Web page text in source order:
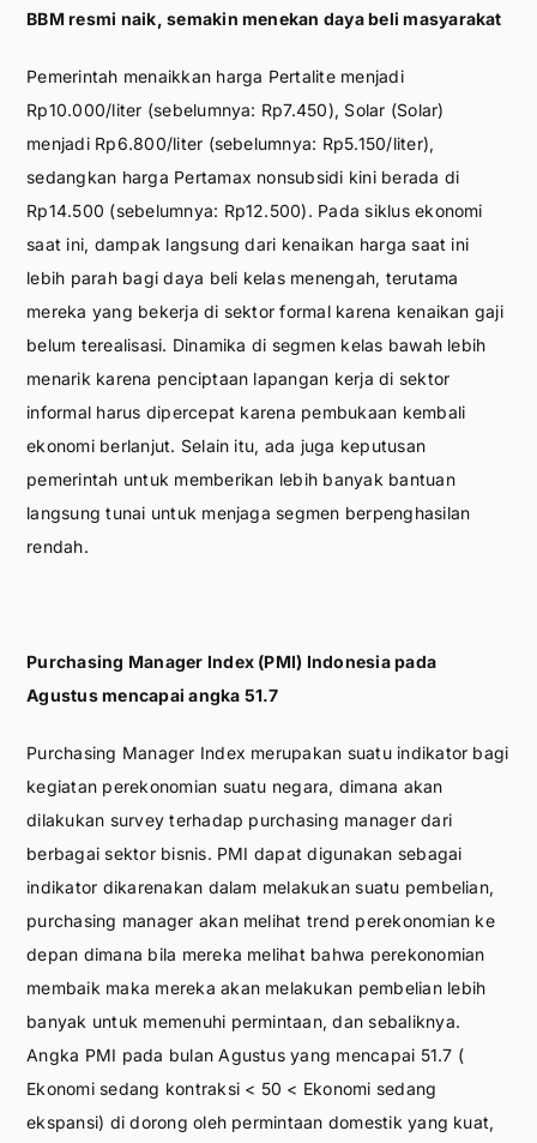
BBM resmi naik, semakin menekan daya beli masyarakat
Pemerintah menaikkan harga Pertalite menjadi
Rp10.000/liter (sebelumnya: Rp7.450), Solar (Solar)
menjadi Rp6.800/liter (sebelumnya: Rp5.150/liter),
sedangkan harga Pertamax nonsubsidi kini berada di
Rp14.500 (sebelumnya: Rp12.500). Pada siklus ekonomi
saat ini, dampak langsung dari kenaikan harga saat ini
lebih parah bagi daya beli kelas menengah, terutama
mereka yang bekerja di sektor formal karena kenaikan gaji
belum terealisasi. Dinamika di segmen kelas bawah lebih
menarik karena penciptaan lapangan kerja di sektor
informal harus dipercepat karena pembukaan kembali
ekonomi berlanjut. Selain itu, ada juga keputusan
pemerintah untuk memberikan lebih banyak bantuan
langsung tunai untuk menjaga segmen berpenghasilan
rendah.
Purchasing Manager Index (PMI) Indonesia pada
Agustus mencapai angka 51.7
Purchasing Manager Index merupakan suatu indikator bagi
kegiatan perekonomian suatu negara, dimana akan
dilakukan survey terhadap purchasing manager dari
berbagai sektor bisnis. PMI dapat digunakan sebagai
indikator dikarenakan dalam melakukan suatu pembelian,
purchasing manager akan melihat trend perekonomian ke
depan dimana bila mereka melihat bahwa perekonomian
membaik maka mereka akan melakukan pembelian lebih
banyak untuk memenuhi permintaan, dan sebaliknya.
Angka PMI pada bulan Agustus yang mencapai 51.7 (
Ekonomi sedang kontraksi < 50 < Ekonomi sedang
ekspansi) di dorong oleh permintaan domestik yang kuat,